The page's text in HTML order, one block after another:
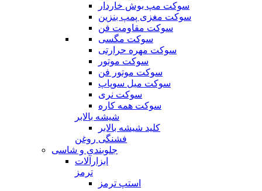
سوکت مپ بوش خاردار
سوکت مغزی پمپ بنزین
سوکت مقاومت فن
سوکت مگسی
سوکت مهره حرارتی
سوکت موتور
سوکت موتور فن
سوکت میل سوپاپ
سوکت نری
سوکت همه کاره
شیشه بالابر
کلید شیشه بالابر
فشنگی روغن
جلوبندی و شاسی
ابزارآلات
ترمز
استپ ترمز